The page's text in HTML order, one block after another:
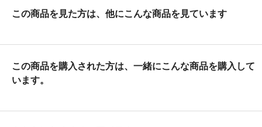
この商品を見た方は、他にこんな商品を見ています
この商品を購入された方は、一緒にこんな商品を購入して
います。